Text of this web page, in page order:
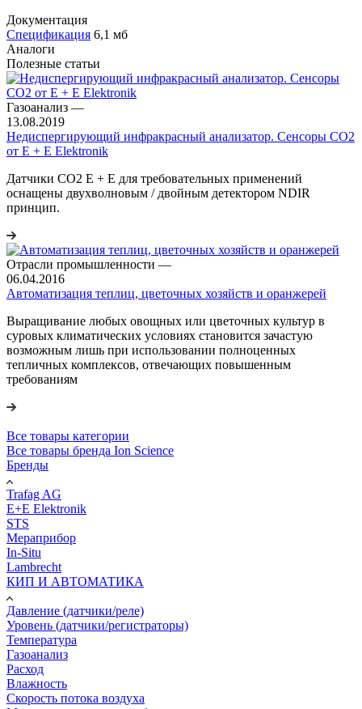
Документация
Спецификация 6,1 мб
Аналоги
Полезные статьи
Газоанализ —
13.08.2019
Недиспергирующий инфракрасный анализатор. Сенсоры CO2
от E + E Elektronik
Датчики CO2 E + E для требовательных применений
оснащены двухволновым / двойным детектором NDIR
принцип.
Отрасли промышленности —
06.04.2016
Автоматизация теплиц, цветочных хозяйств и оранжерей
Выращивание любых овощных или цветочных культур в
суровых климатических условиях становится зачастую
возможным лишь при использовании полноценных
тепличных комплексов, отвечающих повышенным
требованиям
Все товары категории
Все товары бренда Ion Science
Бренды
Trafag AG
E+E Elektronik
STS
Мераприбор
In-Situ
Lambrecht
КИП И АВТОМАТИКА
Давление (датчики/реле)
Уровень (датчики/регистраторы)
Температура
Газоанализ
Расход
Влажность
Скорость потока воздуха